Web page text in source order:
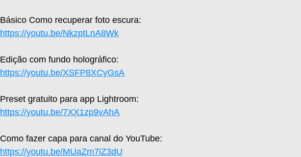
Básico Como recuperar foto escura:
https://youtu.be/NkzptLnA8Wk
Edição com fundo holográfico:
https://youtu.be/XSFP8XCyGsA
Preset gratuito para app Lightroom:
https://youtu.be/7XX1zp9vAhA
Como fazer capa para canal do YouTube:
https://youtu.be/MUaZm7iZ3dU